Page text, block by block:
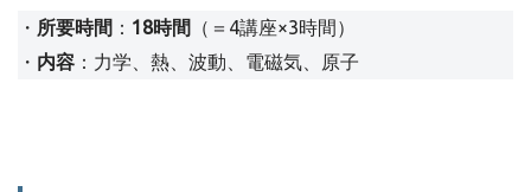
・ 所要時間 ： 18時間
（＝4講座×3時間）
・ 内容 ：力学、熱、波動、電磁気、原子